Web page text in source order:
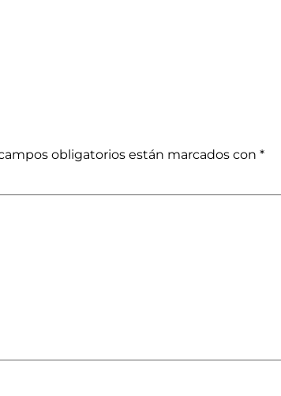
obligatorios están marcados con *